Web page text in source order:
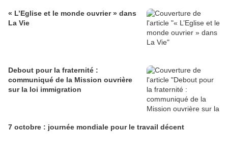
« L’Eglise et le monde ouvrier » dans
La Vie
Debout pour la fraternité :
communiqué de la Mission ouvrière
sur la loi immigration
7 octobre : journée mondiale pour le travail décent